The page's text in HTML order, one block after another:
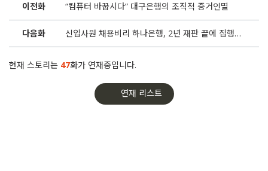
23화 “운전기사 딸 살도 뺐는데..” 대구은행 3단계 점수조작
22화 “컴퓨터 바꿉시다” 대구은행의 조직적 증거인멸
“오가며 쪼매씩 봅니더”.. 보훈번호 조작한 대구은행
이전화 “컴퓨터 바꿉시다” 대구은행의 조직적 증거인멸
다음화 신입사원 채용비리 하나은행, 2년 재판 끝에 집행유예
현재 스토리는 47화가 연재중입니다.
연재 리스트